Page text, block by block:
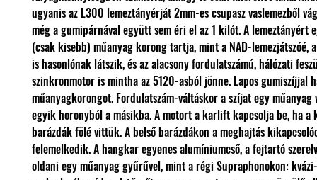
ugyanis az L300 lemeztányérját 2mm-es csupasz vaslemezből
még a gumipárnával együtt sem éri el az 1 kilót. A lemeztányért
(csak kisebb) műanyag korong tartja, mint a NAD-lemezjátszóé,
is hasonlónak látszik, és az alacsony fordulatszámú, hálózati
szinkronmotor is mintha az 5120-asból jönne. Lapos gumiszíjjal
műanyagkorongot. Fordulatszám-váltáskor a szíjat egy
egyik horonyból a másikba. A motort a karlift kapcsolja be, ha a
barázdák fölé vittük. A belső barázdákon a meghajtás
felemelkedik. A hangkar egyenes alumíniumcső, a fejtartó
oldani egy műanyag gyűrűvel, mint a régi Supraphonokon: